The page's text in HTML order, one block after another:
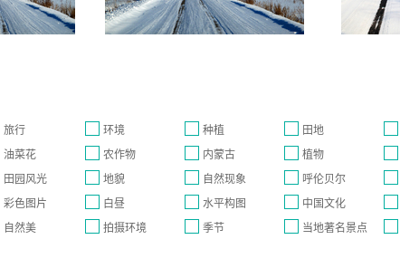
旅行 环境 种植 田地
油菜花
农作物 内蒙古 植物
田园风光
地貌 自然现象 呼伦贝尔
彩色图片
白昼 水平构图 中国文化
自然美
拍摄环境 季节 当地著名景点